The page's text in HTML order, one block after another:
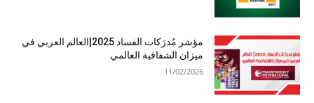
مؤشر مُدرَكات الفساد 2025|العالم العربي في
ميزان الشفافية العالمي
11/02/2026